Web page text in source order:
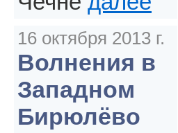
16 октября 2013 г.
Волнения в
Западном
Бирюлёво